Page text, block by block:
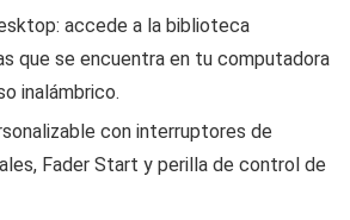
accede a la biblioteca
que se encuentra en tu computadora
inalámbrico.
con interruptores de
Fader Start y perilla de control de